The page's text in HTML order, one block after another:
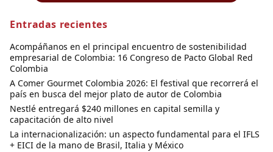
Entradas recientes
Acompáñanos en el principal encuentro de sostenibilidad
empresarial de Colombia: 16 Congreso de Pacto Global Red
Colombia
A Comer Gourmet Colombia 2026: El festival que recorrerá el
país en busca del mejor plato de autor de Colombia
Nestlé entregará $240 millones en capital semilla y
capacitación de alto nivel
La internacionalización: un aspecto fundamental para el IFLS
+ EICI de la mano de Brasil, Italia y México